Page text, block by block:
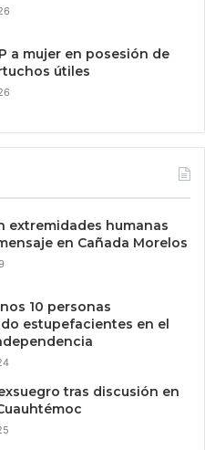
a mujer en posesión de
útiles
extremidades humanas
en Cañada Morelos
10 personas
estupefacientes en el
tras discusión en